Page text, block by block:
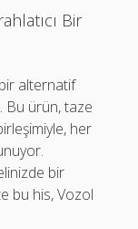
Bir
alternatif
Bu ürün, taze
her
bir
bu his, Vozol